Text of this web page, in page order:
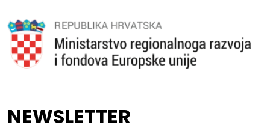
NEWSLETTER